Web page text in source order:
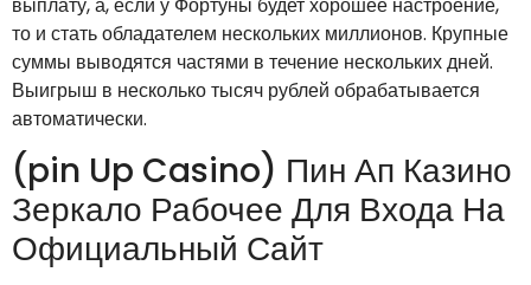
выплату, а, если у Фортуны будет хорошее настроение,
то и стать обладателем нескольких миллионов. Крупные
суммы выводятся частями в течение нескольких дней.
Выигрыш в несколько тысяч рублей обрабатывается
автоматически.
(pin Up Casino) Пин Ап Казино
Зеркало Рабочее Для Входа На
Официальный Сайт